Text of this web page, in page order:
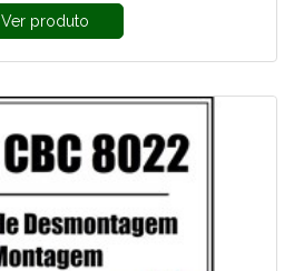
Ver produto